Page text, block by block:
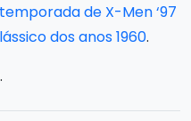
de X-Men ‘97
dos anos 1960.
.